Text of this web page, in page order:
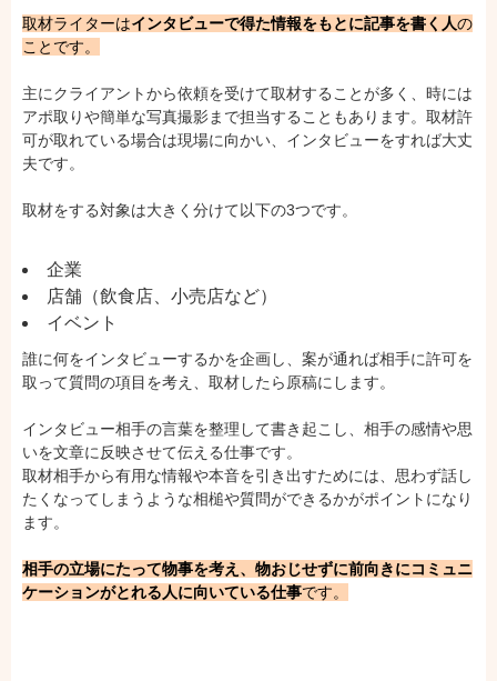
取材ライターはインタビューで得た情報をもとに記事を書く人の
ことです。
主にクライアントから依頼を受けて取材することが多く、時には
アポ取りや簡単な写真撮影まで担当することもあります。取材許
可が取れている場合は現場に向かい、インタビューをすれば大丈
夫です。
取材をする対象は大きく分けて以下の3つです。
企業
店舗（飲食店、小売店など）
イベント
誰に何をインタビューするかを企画し、案が通れば相手に許可を
取って質問の項目を考え、取材したら原稿にします。
インタビュー相手の言葉を整理して書き起こし、相手の感情や思
いを文章に反映させて伝える仕事です。
取材相手から有用な情報や本音を引き出すためには、思わず話し
たくなってしまうような相槌や質問ができるかがポイントになり
ます。
相手の立場にたって物事を考え、物おじせずに前向きにコミュニ
ケーションがとれる人に向いている仕事です。